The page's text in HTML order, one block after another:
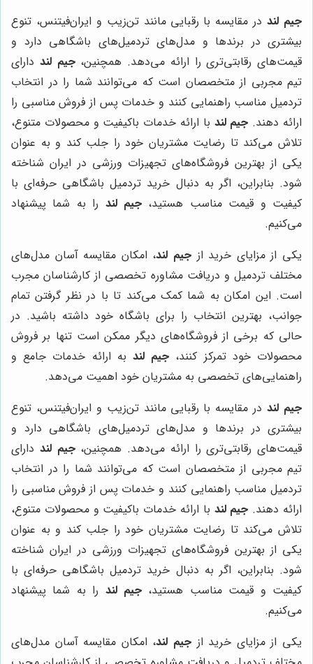
جیم لنددر مقایسه با رقبایی مانند تن‌زیب و ایران‌فیتنس، تنوع
بیشتری در برندها و مدل‌های تردمیل‌های باشگاهی دارد و
قیمت‌های رقابتی‌تری را ارائه می‌دهد. همچنین،جیم لند دارای
تیم مجربی از متخصصان است که می‌توانند شما را در انتخاب
تردمیل مناسب راهنمایی کنند و خدمات پس از فروش مناسبی را
ارائه دهند. جیم لند با ارائه خدمات باکیفیت و محصولات متنوع،
تلاش می‌کند تا رضایت مشتریان خود را جلب کند و به عنوان
یکی از بهترین فروشگاه‌های تجهیزات ورزشی در ایران شناخته
شود. بنابراین، اگر به دنبال خرید تردمیل باشگاهی حرفه‌ای با
کیفیت و قیمت مناسب هستید، جیم لند را به شما پیشنهاد
می‌کنیم.
یکی از مزایای خرید از جیم لند، امکان مقایسه آسان مدل‌های
مختلف تردمیل و دریافت مشاوره تخصصی از کارشناسان مجرب
است. این امکان به شما کمک می‌کند تا با در نظر گرفتن تمام
جوانب، بهترین انتخاب را برای باشگاه خود داشته باشید. در
حالی که برخی از فروشگاه‌های دیگر ممکن است تنها بر فروش
محصولات خود تمرکز کنند، جیم لند به ارائه خدمات جامع و
راهنمایی‌های تخصصی به مشتریان خود اهمیت می‌دهد.
جیم لنددر مقایسه با رقبایی مانند تن‌زیب و ایران‌فیتنس، تنوع
بیشتری در برندها و مدل‌های تردمیل‌های باشگاهی دارد و
قیمت‌های رقابتی‌تری را ارائه می‌دهد. همچنین،جیم لند دارای
تیم مجربی از متخصصان است که می‌توانند شما را در انتخاب
تردمیل مناسب راهنمایی کنند و خدمات پس از فروش مناسبی را
ارائه دهند. جیم لند با ارائه خدمات باکیفیت و محصولات متنوع،
تلاش می‌کند تا رضایت مشتریان خود را جلب کند و به عنوان
یکی از بهترین فروشگاه‌های تجهیزات ورزشی در ایران شناخته
شود. بنابراین، اگر به دنبال خرید تردمیل باشگاهی حرفه‌ای با
کیفیت و قیمت مناسب هستید، جیم لند را به شما پیشنهاد
می‌کنیم.
یکی از مزایای خرید از جیم لند، امکان مقایسه آسان مدل‌های